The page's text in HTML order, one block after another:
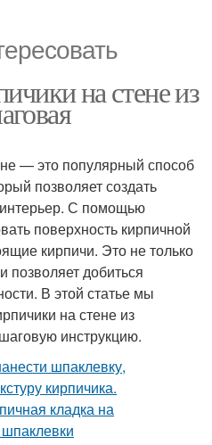
на стене из
— это популярный способ
позволяет создать
С помощью
поверхность кирпичной
кирпичи. Это не только
позволяет добиться
В этой статье мы
на стене из
инструкцию.